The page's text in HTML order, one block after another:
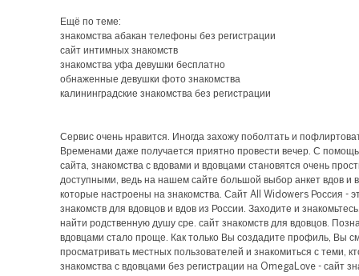
Ещё по теме:
знакомства абакан телефоны без регистрации
сайт интимных знакомств
знакомства уфа девушки бесплатно
обнаженные девушки фото знакомства
калининградские знакомства без регистрации
Сервис очень нравится. Иногда захожу поболтать и
Временами даже получается приятно провести вечер. С
сайта, знакомства с вдовами и вдовцами становятся очень
доступными, ведь на нашем сайте большой выбор анкет вдов и
которые настроены на знакомства. Сайт All Widowers Россия -
знакомств для вдовцов и вдов из России. Заходите и
найти родственную душу сре. сайт знакомств для вдовцов.
вдовцами стало проще. Как только Вы создадите профиль, Вы
просматривать местных пользователей и знакомиться с теми,
знакомства с вдовцами без регистрации на OmegaLove - сайт